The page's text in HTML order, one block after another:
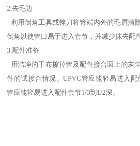
2.去毛边
利用倒角工具或锉刀将管端内外的毛屑清
倒角以使管口易于进入套节，并减少抹去配
3.配件准备
用洁净的干布擦掉管及配件接合面上的灰
件的试接合情况。UPVC管应能轻易进入配
管应能轻易进入配件套节1/3到1/2深。